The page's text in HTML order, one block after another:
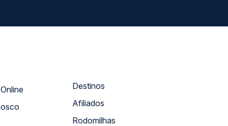
Atendimento Online
Destinos
Afiliados
Rodomilhas